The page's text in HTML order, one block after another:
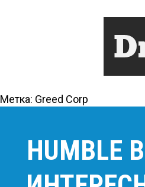
Метка: Greed Corp
HUMBLE